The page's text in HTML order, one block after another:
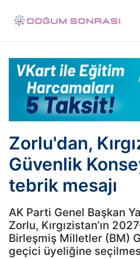
Zorlu'dan,
Güvenlik
tebrik mesajı
AK Parti Genel Başkan
Zorlu, Kırgızistan’ın
Birleşmiş Milletler (BM)
geçici üyeliğine